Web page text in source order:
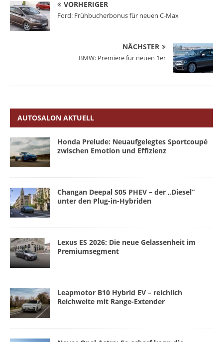
VORHERIGER
Ford: Frühbucherbonus für neuen C-Max
NÄCHSTER
BMW: Premiere für neuen 1er
AUTOSALON AKTUELL
Honda Prelude: Neuaufgelegtes Sportcoupé
zwischen Emotion und Effizienz
Changan Deepal S05 PHEV – der „Diesel“
unter den Plug-in-Hybriden
Lexus ES 2026: Die neue Gelassenheit im
Premiumsegment
Leapmotor B10 Hybrid EV – reichlich
Reichweite mit Range-Extender